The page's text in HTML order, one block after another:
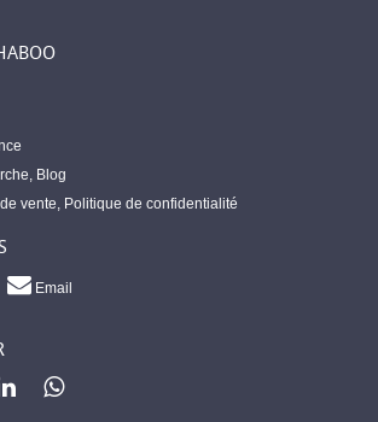
, Blog
vente, Politique de confidentialité
Email